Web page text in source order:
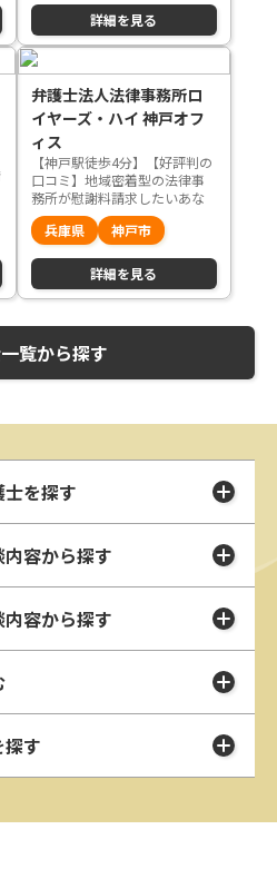
詳細を見る
弁護士法人法律事務所ロ
イヤーズ・ハイ 神戸オフ
ィス
【神戸駅徒歩4分】【好評判の
口コミ】地域密着型の法律事
務所が慰謝料請求したいあな
たを全力サポート
兵庫県 神戸市
詳細を見る
覧から探す
を探す
容から探す
容から探す
す